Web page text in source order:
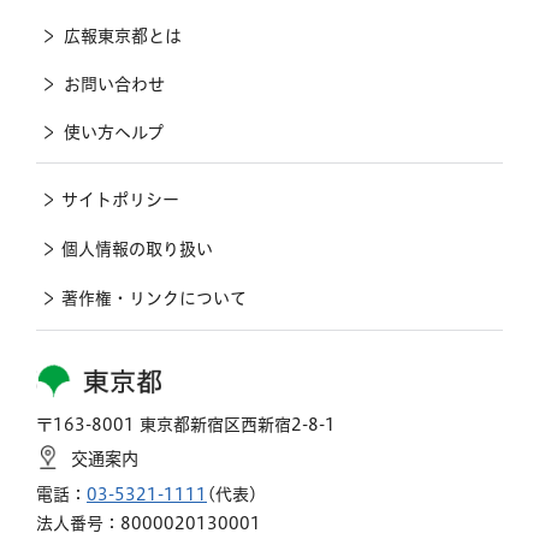
東京都
〒163-8001 東京都新宿区西新宿2-8-1
交通案内
電話： 03-5321-1111 (代表)
法人番号：8000020130001
広報東京都とは
お問い合わせ
使い方ヘルプ
サイトポリシー
個人情報の取り扱い
著作権・リンクについて